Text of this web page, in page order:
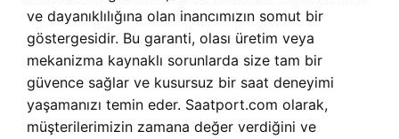
ve dayanıklılığına olan inancımızın somut bir
göstergesidir. Bu garanti, olası üretim veya
mekanizma kaynaklı sorunlarda size tam bir
güvence sağlar ve kusursuz bir saat deneyimi
yaşamanızı temin eder. Saatport.com olarak,
müşterilerimizin zamana değer verdiğini ve